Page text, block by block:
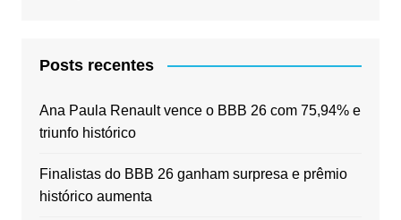
Posts recentes
Ana Paula Renault vence o BBB 26 com 75,94% e
triunfo histórico
Finalistas do BBB 26 ganham surpresa e prêmio
histórico aumenta